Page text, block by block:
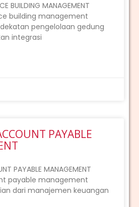
BUILDING MANAGEMENT
building management
pengelolaan gedung
integrasi
PAYABLE
PAYABLE MANAGEMENT
payable management
dari manajemen keuangan